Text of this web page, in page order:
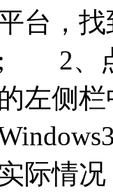
台，
; 2、
左侧
际情